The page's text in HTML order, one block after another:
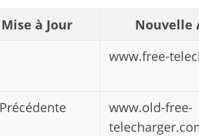
à Jour Nouvelle
www.free-
www.old-free-